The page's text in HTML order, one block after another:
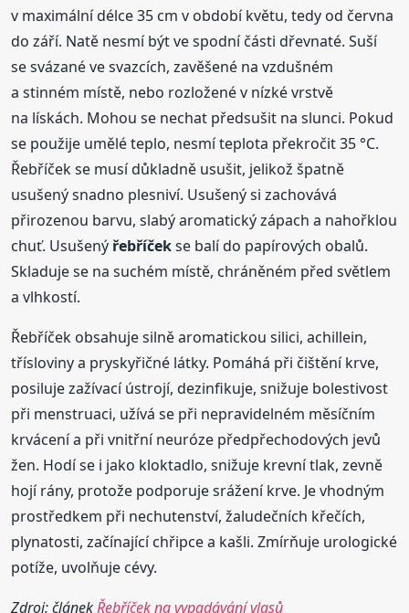
v maximální délce 35 cm v období květu, tedy od června
do září. Natě nesmí být ve spodní části dřevnaté. Suší
se svázané ve svazcích, zavěšené na vzdušném
a stinném místě, nebo rozložené v nízké vrstvě
na lískách. Mohou se nechat předsušit na slunci. Pokud
se použije umělé teplo, nesmí teplota překročit 35 °C.
Řebříček se musí důkladně usušit, jelikož špatně
usušený snadno plesniví. Usušený si zachovává
přirozenou barvu, slabý aromatický zápach a nahořklou
chuť. Usušenýřebříčekse balí do papírových obalů.
Skladuje se na suchém místě, chráněném před světlem
a vlhkostí.
Řebříček obsahuje silně aromatickou silici, achillein,
třísloviny a pryskyřičné látky. Pomáhá při čištění krve,
posiluje zažívací ústrojí, dezinfikuje, snižuje bolestivost
při menstruaci, užívá se při nepravidelném měsíčním
krvácení a při vnitřní neuróze předpřechodových jevů
žen. Hodí se i jako kloktadlo, snižuje krevní tlak, zevně
hojí rány, protože podporuje srážení krve. Je vhodným
prostředkem při nechutenství, žaludečních křečích,
plynatosti, začínající chřipce a kašli. Zmírňuje urologické
potíže, uvolňuje cévy.
Zdroj: článekŘebříček na vypadávání vlasů